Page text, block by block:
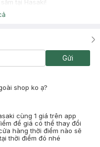
tại Hasaki!
bóng , mùi hắc
Chi đã dành thời gian
là động lực to lớn để
về chất lượng dịch vụ.
tại Hasaki!
Gửi
shop ko ạ?
cùng 1 giá trên app
để giá có thể thay đổi
hàng thời điểm nào sẽ
thời điểm đó nhé